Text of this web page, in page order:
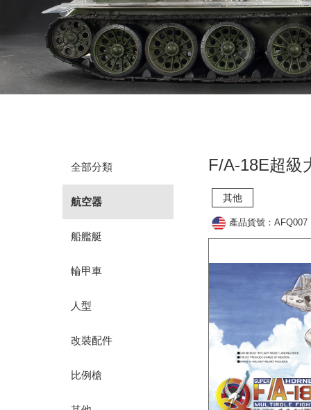
全部分類
航空器
船艦艇
輪甲車
人型
改裝配件
比例槍
F/A-18E超級
其他
產品貨號：AFQ007